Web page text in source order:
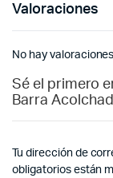
Valoraciones
No hay
Sé el primero
Barra
Tu dirección de
obligatorios están